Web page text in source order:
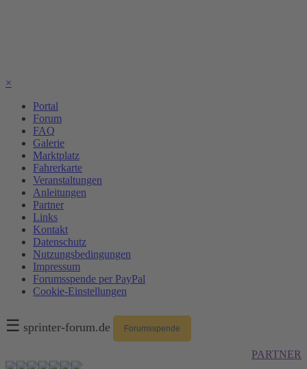
×
Portal
Forum
FAQ
Galerie
Marktplatz
Fahrerkarte
Veranstaltungen
Anleitungen
Partner
Links
Kontakt
Datenschutz
Nutzungsbedingungen
Impressum
Forumsspende per PayPal
Cookie-Einstellungen
☰ sprinter-forum.de Forumsspende
PARTNER